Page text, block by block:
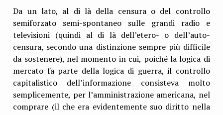
Da un lato, al di là della censura o del controllo
semiforzato semi-spontaneo sulle grandi radio e
televisioni (quindi al di là dell’etero- o dell’auto-
censura, secondo una distinzione sempre più difficile
da sostenere), nel momento in cui, poiché la logica di
mercato fa parte della logica di guerra, il controllo
capitalistico dell’informazione consisteva molto
semplicemente, per l’amministrazione americana, nel
comprare (il che era evidentemente suo diritto nella